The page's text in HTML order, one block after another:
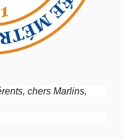
chers Marlins,